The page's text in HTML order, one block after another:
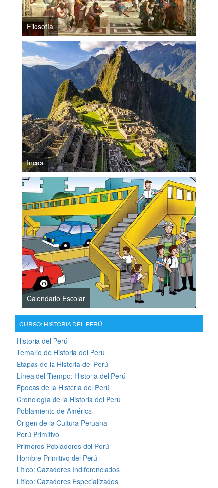
Filosofía
Incas
Calendario Escolar
CURSO: HISTORIA DEL PERÚ
Historia del Perú
Temario de Historia del Perú
Etapas de la Historia del Perú
Línea del Tiempo: Historia del Perú
Épocas de la Historia del Perú
Cronología de la Historia del Perú
Poblamiento de América
Origen de la Cultura Peruana
Perú Primitivo
Primeros Pobladores del Perú
Hombre Primitivo del Perú
Lítico: Cazadores Indiferenciados
Lítico: Cazadores Especializados